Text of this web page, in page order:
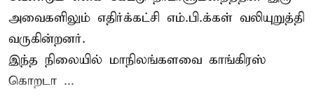
அவைகளிலும் எதிர்க்கட்சி எம்.பி.க்கள் வலியுறுத்தி
வருகின்றனர்.
இந்த நிலையில் மாநிலங்களவை காங்கிரஸ்
கொறடா ...